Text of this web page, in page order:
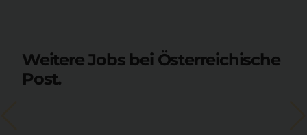
Weitere Jobs bei Österreichische
Post.